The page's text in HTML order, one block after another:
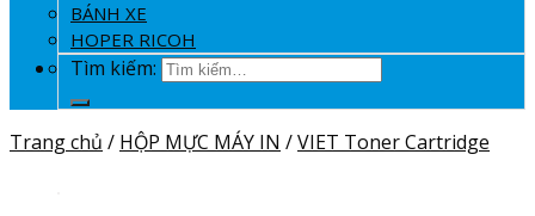
BÁNH XE
HOPER RICOH
Tìm kiếm:
Trang chủ / HỘP MỰC MÁY IN /VIET Toner Cartridge